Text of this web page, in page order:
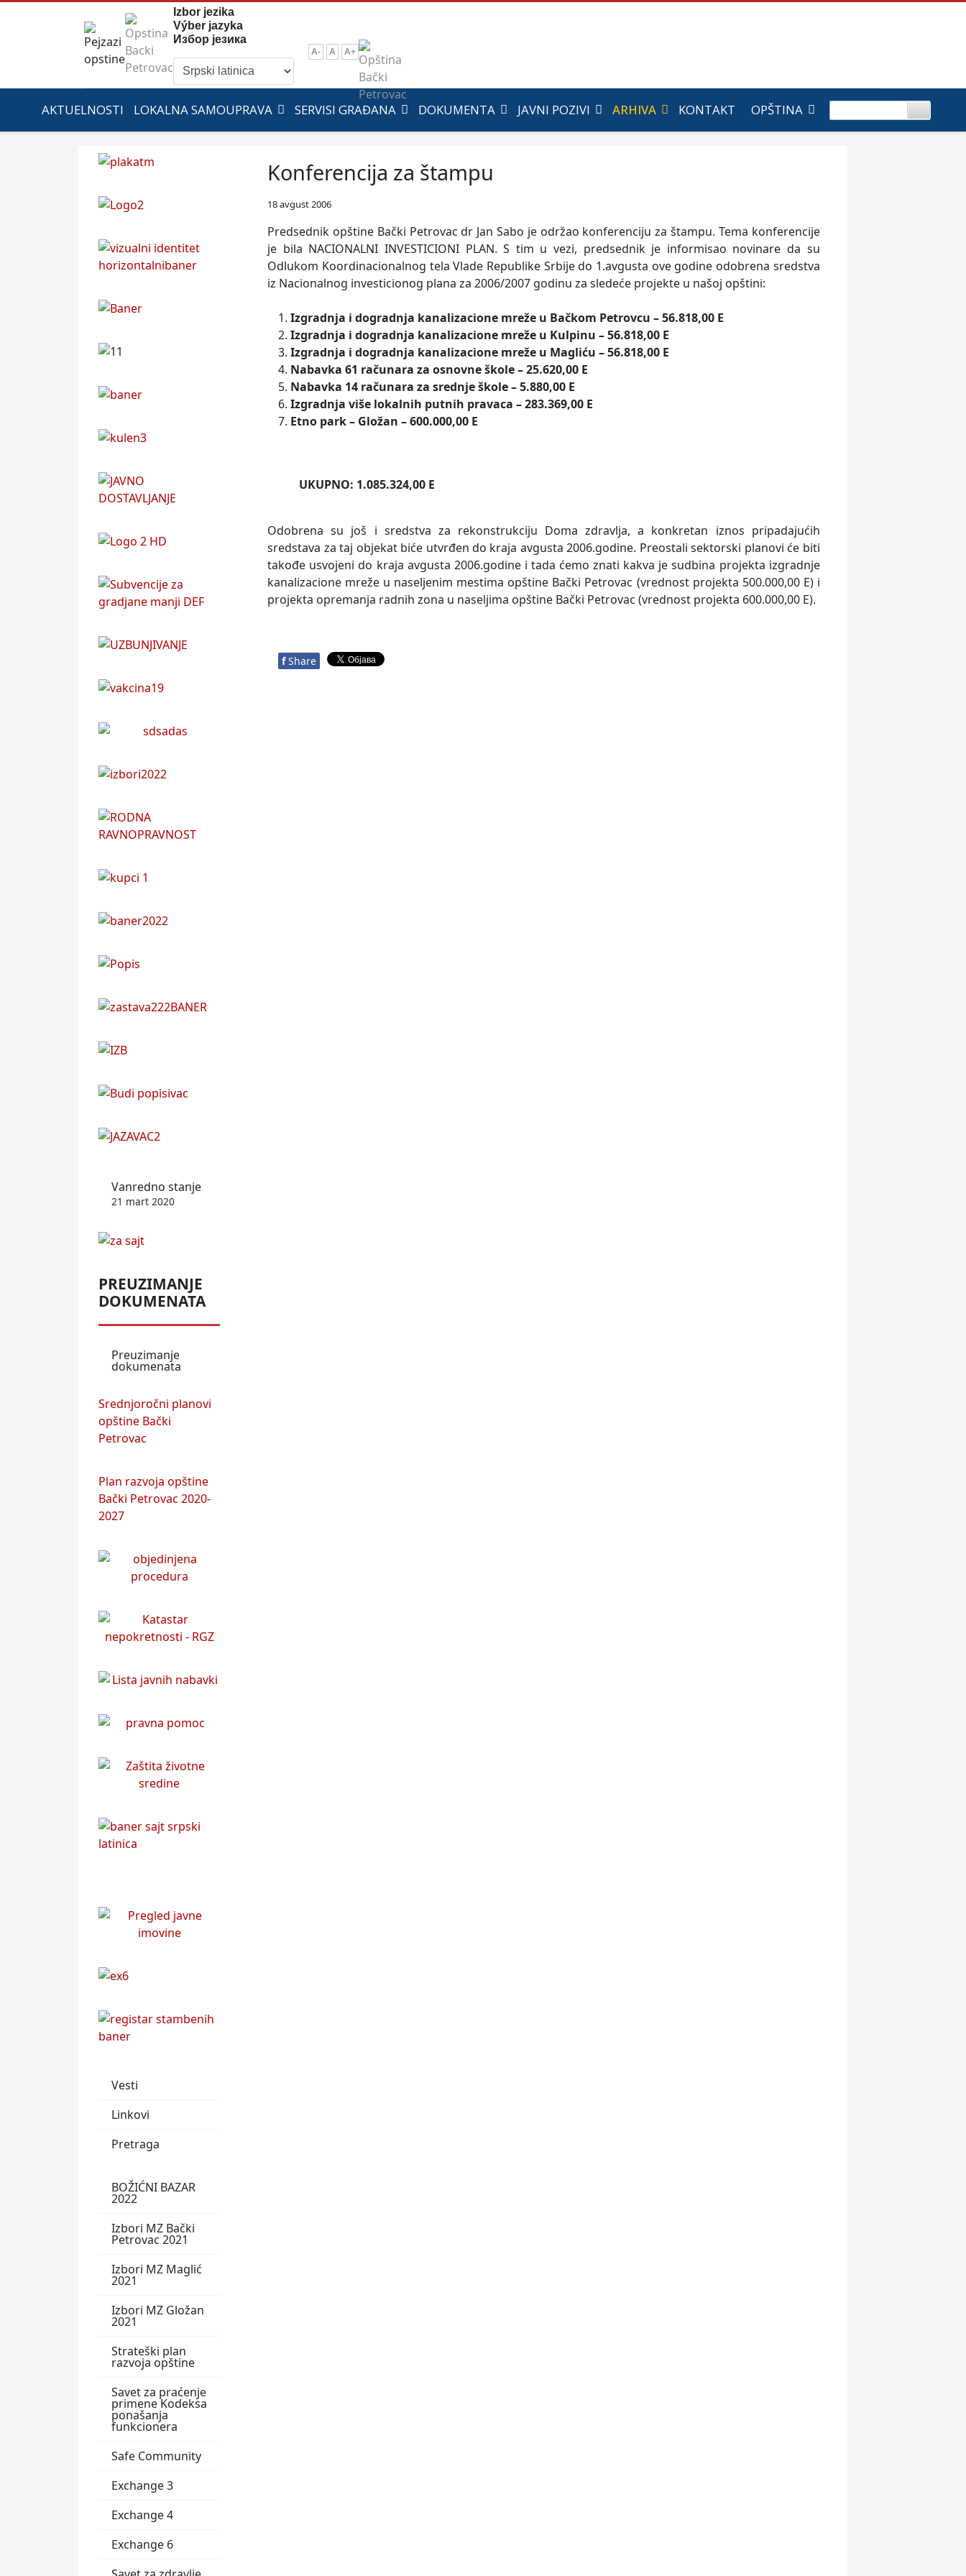
Izbor jezika
Výber jazyka
Избор језика
A- A A+
AKTUELNOSTI LOKALNA SAMOUPRAVA SERVISI GRAĐANA DOKUMENTA JAVNI POZIVI ARHIVA KONTAKT OPŠTINA
Vanredno stanje
21 mart 2020
PREUZIMANJE
DOKUMENATA
Preuzimanje
dokumenata
Srednjoročni planovi
opštine Bački
Petrovac
Plan razvoja opštine
Bački Petrovac 2020-
2027
Vesti
Linkovi
Pretraga
BOŽIĆNI BAZAR
2022
Izbori MZ Bački
Petrovac 2021
Izbori MZ Maglić
2021
Izbori MZ Gložan
2021
Strateški plan
razvoja opštine
Savet za praćenje
primene Kodeksa
ponašanja
funkcionera
Safe Community
Exchange 3
Exchange 4
Exchange 6
Konferencija za štampu
18 avgust 2006
Predsednik opštine Bački Petrovac dr Jan Sabo je održao konferenciju za štampu. Tema konferencije
je bila NACIONALNI INVESTICIONI PLAN. S tim u vezi, predsednik je informisao novinare da su
Odlukom Koordinacionalnog tela Vlade Republike Srbije do 1.avgusta ove godine odobrena sredstva
iz Nacionalnog investicionog plana za 2006/2007 godinu za sledeće projekte u našoj opštini:
Izgradnja i dogradnja kanalizacione mreže u Bačkom Petrovcu – 56.818,00 E
Izgradnja i dogradnja kanalizacione mreže u Kulpinu – 56.818,00 E
Izgradnja i dogradnja kanalizacione mreže u Magliću – 56.818,00 E
Nabavka 61 računara za osnovne škole – 25.620,00 E
Nabavka 14 računara za srednje škole – 5.880,00 E
Izgradnja više lokalnih putnih pravaca – 283.369,00 E
Etno park – Gložan – 600.000,00 E
UKUPNO: 1.085.324,00 E
Odobrena su još i sredstva za rekonstrukciju Doma zdravlja, a konkretan iznos pripadajućih
sredstava za taj objekat biće utvrđen do kraja avgusta 2006.godine. Preostali sektorski planovi će biti
takođe usvojeni do kraja avgusta 2006.godine i tada ćemo znati kakva je sudbina projekta izgradnje
kanalizacione mreže u naseljenim mestima opštine Bački Petrovac (vrednost projekta 500.000,00 E) i
projekta opremanja radnih zona u naseljima opštine Bački Petrovac (vrednost projekta 600.000,00 E).
f Share